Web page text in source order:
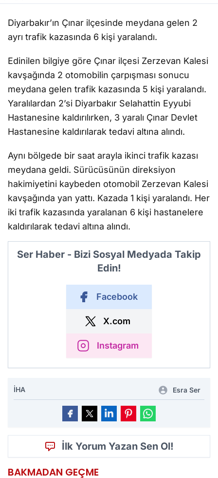
Diyarbakır’ın Çınar ilçesinde meydana gelen 2
ayrı trafik kazasında 6 kişi yaralandı.
Edinilen bilgiye göre Çınar ilçesi Zerzevan Kalesi
kavşağında 2 otomobilin çarpışması sonucu
meydana gelen trafik kazasında 5 kişi yaralandı.
Yaralılardan 2’si Diyarbakır Selahattin Eyyubi
Hastanesine kaldırılırken, 3 yaralı Çınar Devlet
Hastanesine kaldırılarak tedavi altına alındı.
Aynı bölgede bir saat arayla ikinci trafik kazası
meydana geldi. Sürücüsünün direksiyon
hakimiyetini kaybeden otomobil Zerzevan Kalesi
kavşağında yan yattı. Kazada 1 kişi yaralandı. Her
iki trafik kazasında yaralanan 6 kişi hastanelere
kaldırılarak tedavi altına alındı.
Ser Haber - Bizi Sosyal Medyada Takip
Edin!
Facebook
X.com
Instagram
İHA Esra Ser
İlk Yorum Yazan Sen Ol!
BAKMADAN GEÇME